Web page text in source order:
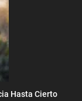
Hasta Cierto